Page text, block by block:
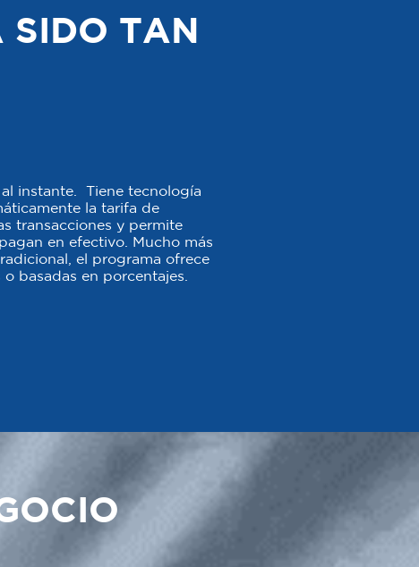
SIDO TAN
instante. Tiene tecnología
la tarifa de
transacciones y permite
en efectivo. Mucho más
el programa ofrece
basadas en porcentajes.